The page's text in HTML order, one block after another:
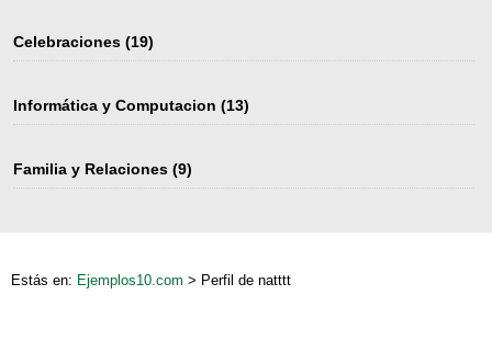
Celebraciones (19)
Informática y Computacion (13)
Familia y Relaciones (9)
Estás en: Ejemplos10.com > Perfil de natttt